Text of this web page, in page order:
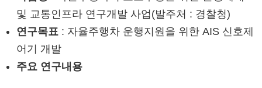
및 교통인프라 연구개발 사업(발주처 : 경찰청)
연구목표 : 자율주행차 운행지원을 위한 AIS 신호제
어기 개발
주요 연구내용